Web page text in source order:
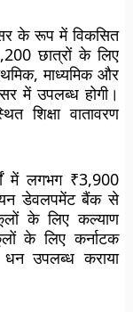
के रूप में विकसित
छात्रों के लिए
माध्यमिक और
में उपलब्ध होगी।
शिक्षा वातावरण
में लगभग ₹3,900
डेवलपमेंट बैंक से
के लिए कल्याण
के लिए कर्नाटक
धन उपलब्ध कराया